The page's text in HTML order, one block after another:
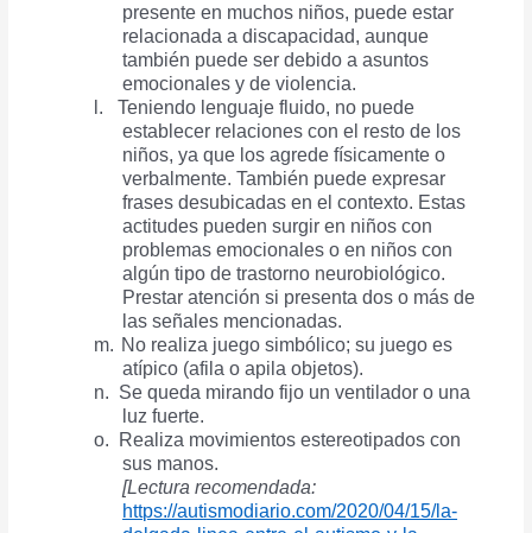
presente en muchos niños, puede estar
relacionada a discapacidad, aunque
también puede ser debido a asuntos
emocionales y de violencia.
l.
Teniendo lenguaje fluido, no puede
establecer relaciones con el resto de los
niños, ya que los agrede físicamente o
verbalmente. También puede expresar
frases desubicadas en el contexto. Estas
actitudes pueden surgir en niños con
problemas emocionales o en niños con
algún tipo de trastorno neurobiológico.
Prestar atención si presenta dos o más de
las señales mencionadas.
m. No realiza juego simbólico; su juego es
atípico (afila o apila objetos).
n. Se queda mirando fijo un ventilador o una
luz fuerte.
o.
Realiza movimientos estereotipados con
sus manos.
[Lectura recomendada:
https://autismodiario.com/2020/04/15/la-